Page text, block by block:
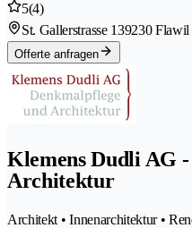
5(4)
St. Gallerstrasse 139230 Flawil
Offerte anfragen
Klemens Dudli AG
Architektur
Architekt • Innenarchitektur •